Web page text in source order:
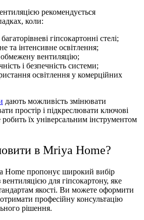
рекомендується
коли:
гіпсокартонні стелі;
та інтенсивне освітлення;
вентиляцію;
і безпечність системи;
освітлення у комерційних
дають можливість змінювати
простір і підкреслювати ключові
їх універсальним інструментом
в Mriya Home?
Home пропонує широкий вибір
вентиляцією для гіпсокартону, яке
якості. Ви можете оформити
професійну консультацію
рішення.